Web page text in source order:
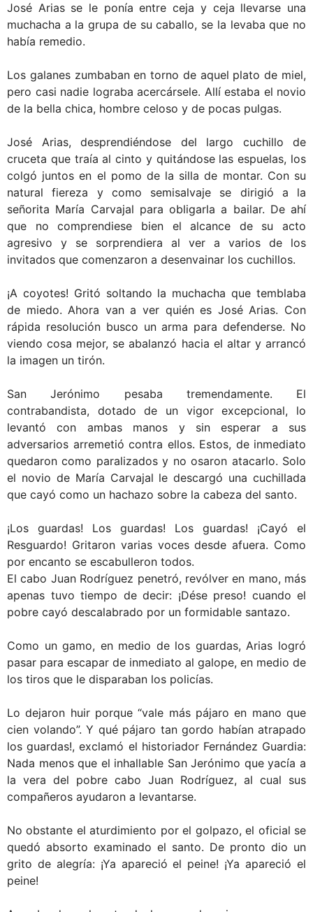
José Arias se le ponía entre ceja y ceja llevarse una
muchacha a la grupa de su caballo, se la levaba que no
había remedio.
Los galanes zumbaban en torno de aquel plato de miel,
pero casi nadie lograba acercársele. Allí estaba el novio
de la bella chica, hombre celoso y de pocas pulgas.
José Arias, desprendiéndose del largo cuchillo de
cruceta que traía al cinto y quitándose las espuelas, los
colgó juntos en el pomo de la silla de montar. Con su
natural fiereza y como semisalvaje se dirigió a la
señorita María Carvajal para obligarla a bailar. De ahí
que no comprendiese bien el alcance de su acto
agresivo y se sorprendiera al ver a varios de los
invitados que comenzaron a desenvainar los cuchillos.
¡A coyotes! Gritó soltando la muchacha que temblaba
de miedo. Ahora van a ver quién es José Arias. Con
rápida resolución busco un arma para defenderse. No
viendo cosa mejor, se abalanzó hacia el altar y arrancó
la imagen un tirón.
San Jerónimo pesaba tremendamente. El
contrabandista, dotado de un vigor excepcional, lo
levantó con ambas manos y sin esperar a sus
adversarios arremetió contra ellos. Estos, de inmediato
quedaron como paralizados y no osaron atacarlo. Solo
el novio de María Carvajal le descargó una cuchillada
que cayó como un hachazo sobre la cabeza del santo.
¡Los guardas! Los guardas! Los guardas! ¡Cayó el
Resguardo! Gritaron varias voces desde afuera. Como
por encanto se escabulleron todos.
El cabo Juan Rodríguez penetró, revólver en mano, más
apenas tuvo tiempo de decir: ¡Dése preso! cuando el
pobre cayó descalabrado por un formidable santazo.
Como un gamo, en medio de los guardas, Arias logró
pasar para escapar de inmediato al galope, en medio de
los tiros que le disparaban los policías.
Lo dejaron huir porque “vale más pájaro en mano que
cien volando”. Y qué pájaro tan gordo habían atrapado
los guardas!, exclamó el historiador Fernández Guardia:
Nada menos que el inhallable San Jerónimo que yacía a
la vera del pobre cabo Juan Rodríguez, al cual sus
compañeros ayudaron a levantarse.
No obstante el aturdimiento por el golpazo, el oficial se
quedó absorto examinado el santo. De pronto dio un
grito de alegría: ¡Ya apareció el peine! ¡Ya apareció el
peine!